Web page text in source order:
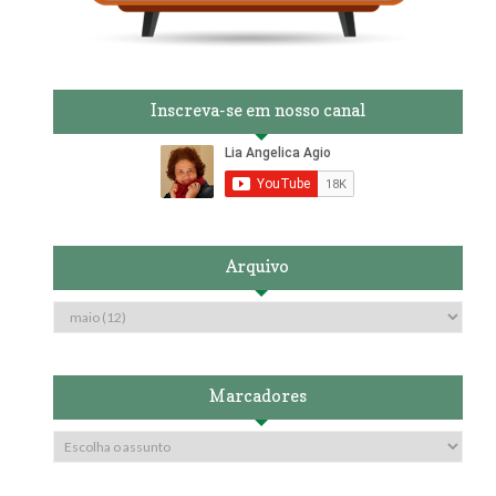
Inscreva-se em nosso canal
Arquivo
Marcadores